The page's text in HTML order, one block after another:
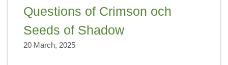
Questions of Crimson och
Seeds of Shadow
20 March, 2025